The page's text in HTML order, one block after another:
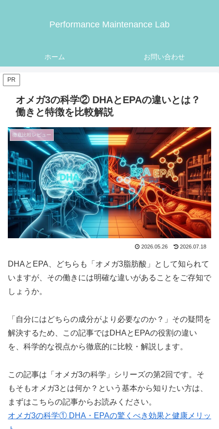
Performance Maintenance Lab
ホーム お問い合わせ
PR
オメガ3の科学② DHAとEPAの違いとは？
働きと特徴を比較解説
徹底比較レビュー
2026.05.26 2026.07.18
DHAとEPA、どちらも「オメガ3脂肪酸」として知られて
いますが、その働きには明確な違いがあることをご存知で
しょうか。
「自分にはどちらの成分がより必要なのか？」その疑問を
解決するため、この記事ではDHAとEPAの役割の違い
を、科学的な視点から徹底的に比較・解説します。
この記事は「オメガ3の科学」シリーズの第2回です。そ
もそもオメガ3とは何か？という基本から知りたい方は、
まずはこちらの記事からお読みください。
オメガ3の科学① DHA・EPAの驚くべき効果と健康メリッ